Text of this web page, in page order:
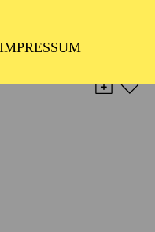
IMPRESSUM